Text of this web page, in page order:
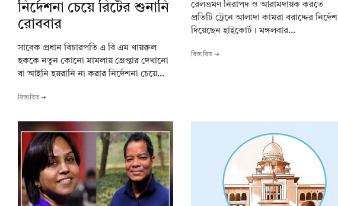
নির্দেশনা চেয়ে রিটের শুনানি
রোববার
সাবেক প্রধান বিচারপতি এ বি এম খায়রুল
হককে নতুন কোনো মামলায় গ্রেপ্তার দেখানো
বা আইনি হয়রানি না করার নির্দেশনা চেয়ে...
বিস্তারিত ➔
রেলভ্রমণ নিরাপদ ও আরামদায়ক করতে
প্রতিটি ট্রেনে আলাদা কামরা বরাদ্দের নির্দেশ
দিয়েছেন হাইকোর্ট। মঙ্গলবার...
বিস্তারিত ➔